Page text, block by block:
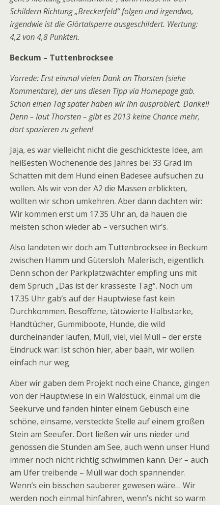
Schildern Richtung „Breckerfeld“ folgen und irgendwo,
irgendwie ist die Glörtalsperre ausgeschildert. Wertung:
4,2 von 4,8 Punkten.
Beckum – Tuttenbrocksee
Vorrede: Erst einmal vielen Dank an Thorsten (siehe
Kommentare), der uns diesen Tipp via Homepage gab.
Schon einen Tag später haben wir ihn ausprobiert. Danke!!
Denn – laut Thorsten – gibt es 2013 keine Chance mehr,
dort spazieren zu gehen!
Jaja, es war vielleicht nicht die geschickteste Idee, am
heißesten Wochenende des Jahres bei 33 Grad im
Schatten mit dem Hund einen Badesee aufsuchen zu
wollen. Als wir von der A2 die Massen erblickten,
wollten wir schon umkehren. Aber dann dachten wir:
Wir kommen erst um 17.35 Uhr an, da hauen die
meisten schon wieder ab – versuchen wir’s.
Also landeten wir doch am Tuttenbrocksee in Beckum
zwischen Hamm und Gütersloh. Malerisch, eigentlich.
Denn schon der Parkplatzwächter empfing uns mit
dem Spruch „Das ist der krasseste Tag“. Noch um
17.35 Uhr gab’s auf der Hauptwiese fast kein
Durchkommen. Besoffene, tätowierte Halbstarke,
Handtücher, Gummiboote, Hunde, die wild
durcheinander laufen, Müll, viel, viel Müll – der erste
Eindruck war: Ist schön hier, aber bääh, wir wollen
einfach nur weg.
Aber wir gaben dem Projekt noch eine Chance, gingen
von der Hauptwiese in ein Waldstück, einmal um die
Seekurve und fanden hinter einem Gebüsch eine
schöne, einsame, versteckte Stelle auf einem großen
Stein am Seeufer. Dort ließen wir uns nieder und
genossen die Stunden am See, auch wenn unser Hund
immer noch nicht richtig schwimmen kann. Der – auch
am Ufer treibende – Müll war doch spannender.
Wenn’s ein bisschen sauberer gewesen wäre… Wir
werden noch einmal hinfahren, wenn’s nicht so warm